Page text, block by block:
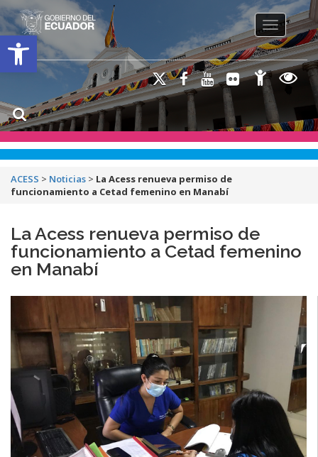
Open toolbar
Toggle
ACESS > Noticias > La Acess renueva permiso de
funcionamiento a Cetad femenino en Manabí
La Acess renueva permiso de
funcionamiento a Cetad femenino
en Manabí